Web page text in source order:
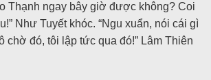
Thạnh ngay bây giờ được không? Coi
Như Tuyết khóc. “Ngu xuẩn, nói cái gì
chờ đó, tôi lập tức qua đó!” Lâm Thiên